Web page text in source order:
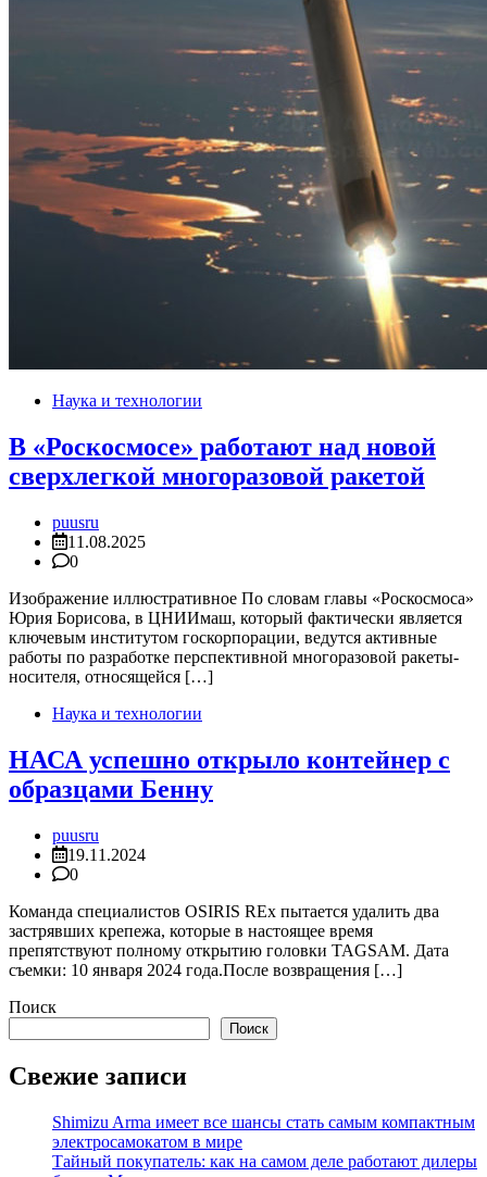
Наука и технологии
В «Роскосмосе» работают над новой
сверхлегкой многоразовой ракетой
puusru
11.08.2025
0
Изображение иллюстративное По словам главы «Роскосмоса»
Юрия Борисова, в ЦНИИмаш, который фактически является
ключевым институтом госкорпорации, ведутся активные
работы по разработке перспективной многоразовой ракеты-
носителя, относящейся […]
Наука и технологии
НАСА успешно открыло контейнер с
образцами Бенну
puusru
19.11.2024
0
Команда специалистов OSIRIS REx пытается удалить два
застрявших крепежа, которые в настоящее время
препятствуют полному открытию головки TAGSAM. Дата
съемки: 10 января 2024 года.После возвращения […]
Поиск
Поиск
Свежие записи
Shimizu Arma имеет все шансы стать самым компактным
электросамокатом в мире
Тайный покупатель: как на самом деле работают дилеры